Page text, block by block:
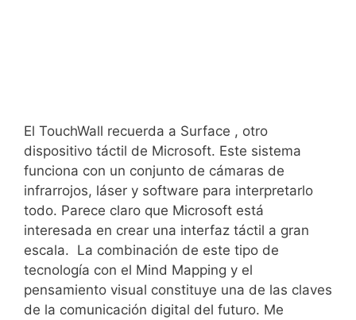
El TouchWall recuerda a Surface , otro
dispositivo táctil de Microsoft. Este sistema
funciona con un conjunto de cámaras de
infrarrojos, láser y software para interpretarlo
todo. Parece claro que Microsoft está
interesada en crear una interfaz táctil a gran
escala. La combinación de este tipo de
tecnología con el Mind Mapping y el
pensamiento visual constituye una de las claves
de la comunicación digital del futuro. Me